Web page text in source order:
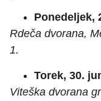
Ponedeljek,
Rdeča dvorana,
1.
Torek, 30.
Viteška dvorana